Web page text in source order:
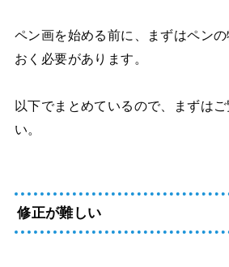
ペン画を始める前に、まずはペン
おく必要があります。
以下でまとめているので、まずは
い。
修正が難しい